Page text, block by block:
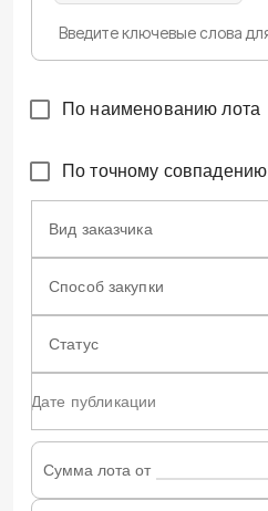
По наименованию лота
По точному совпадению
Вид заказчика
Способ закупки
Статус
Дате публикации
Сумма лота от